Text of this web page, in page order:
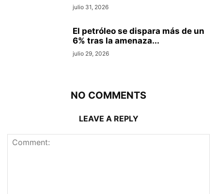
julio 31, 2026
El petróleo se dispara más de un
6% tras la amenaza...
julio 29, 2026
NO COMMENTS
LEAVE A REPLY